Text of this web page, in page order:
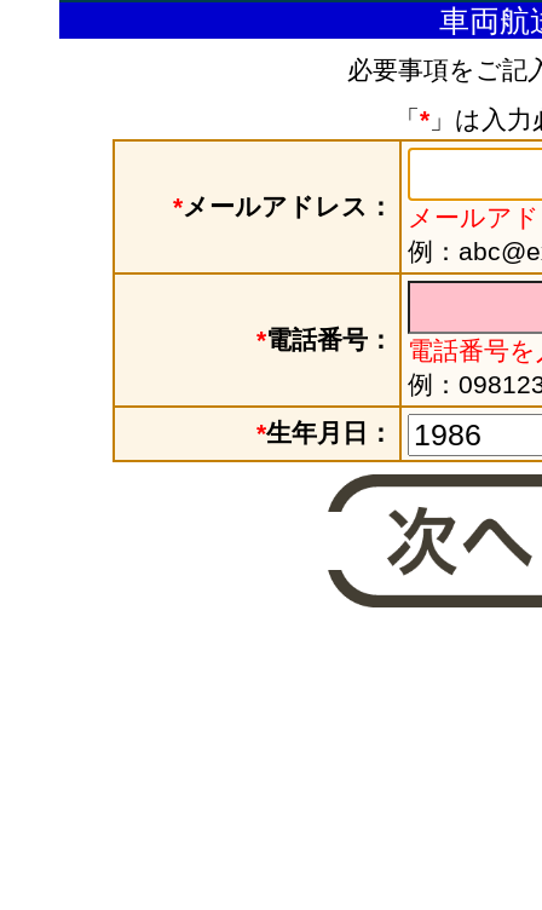
車両航
必要事項をご記
「 *」は入力
*メールアドレス：
メールア
例：
*電話番号：
電話番号
例：
*生年月日：